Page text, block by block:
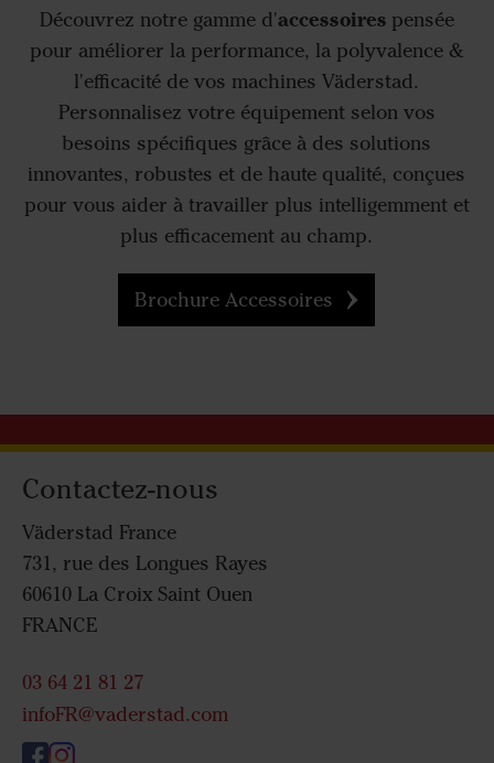
Découvrez notre gamme d'accessoirespensée
pour améliorer la performance, la polyvalence &
l'efficacité de vos machines Väderstad.
Personnalisez votre équipement selon vos
besoins spécifiques grâce à des solutions
innovantes, robustes et de haute qualité, conçues
pour vous aider à travailler plus intelligemment et
plus efficacement au champ.
Brochure Accessoires
Contactez-nous
Väderstad France
731, rue des Longues Rayes
60610 La Croix Saint Ouen
FRANCE
03 64 21 81 27
infoFR@vaderstad.com